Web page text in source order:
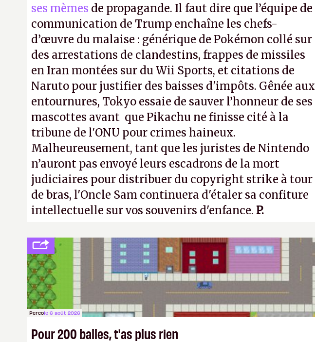
ses mèmes de propagande. Il faut dire que l’équipe de
communication de Trump enchaîne les chefs-
d’œuvre du malaise : générique de Pokémon collé sur
des arrestations de clandestins, frappes de missiles
en Iran montées sur du Wii Sports, et citations de
Naruto pour justifier des baisses d'impôts. Gênée aux
entournures, Tokyo essaie de sauver l’honneur de ses
mascottes avant que Pikachu ne finisse cité à la
tribune de l'ONU pour crimes haineux.
Malheureusement, tant que les juristes de Nintendo
n’auront pas envoyé leurs escadrons de la mort
judiciaires pour distribuer du copyright strike à tour
de bras, l'Oncle Sam continuera d'étaler sa confiture
intellectuelle sur vos souvenirs d'enfance. P.
Percole 6 août 2026
Pour 200 balles, t'as plus rien